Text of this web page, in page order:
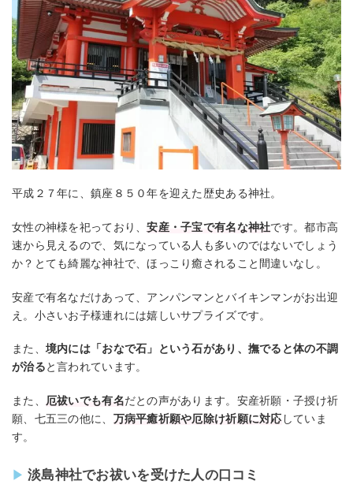
平成２７年に、鎮座８５０年を迎えた歴史ある神社。
女性の神様を祀っており、安産・子宝で有名な神社です。都市高
速から見えるので、気になっている人も多いのではないでしょう
か？とても綺麗な神社で、ほっこり癒されること間違いなし。
安産で有名なだけあって、アンパンマンとバイキンマンがお出迎
え。小さいお子様連れには嬉しいサプライズです。
また、 境内には「おなで石」という石があり、撫でると体の不調
が治ると言われています。
また、 厄祓いでも有名だとの声があります。安産祈願・子授け祈
願、七五三の他に、 万病平癒祈願や厄除け祈願に対応していま
す。
淡島神社でお祓いを受けた人の口コミ